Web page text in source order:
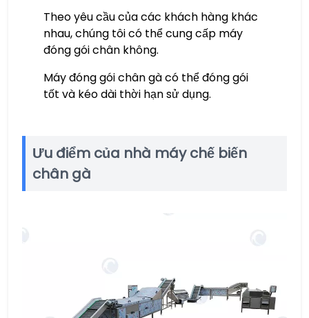
Theo yêu cầu của các khách hàng khác
nhau, chúng tôi có thể cung cấp máy
đóng gói chân không.
Máy đóng gói chân gà có thể đóng gói
tốt và kéo dài thời hạn sử dụng.
Ưu điểm của nhà máy chế biến
chân gà